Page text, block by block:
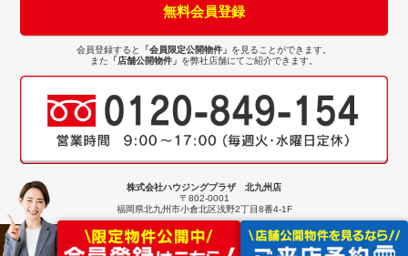
無料会員登録
会員登録すると 「会員限定公開物件」 を見ることができます。
また 「店舗公開物件」 を弊社店舗にてご紹介できます。
株式会社ハウジングプラザ 北九州店
〒802-0001
福岡県北九州市小倉北区浅野2丁目8番4-1F
Copyright(C) ハウジングプラザ中古住宅専門店 All Rights Reserved.